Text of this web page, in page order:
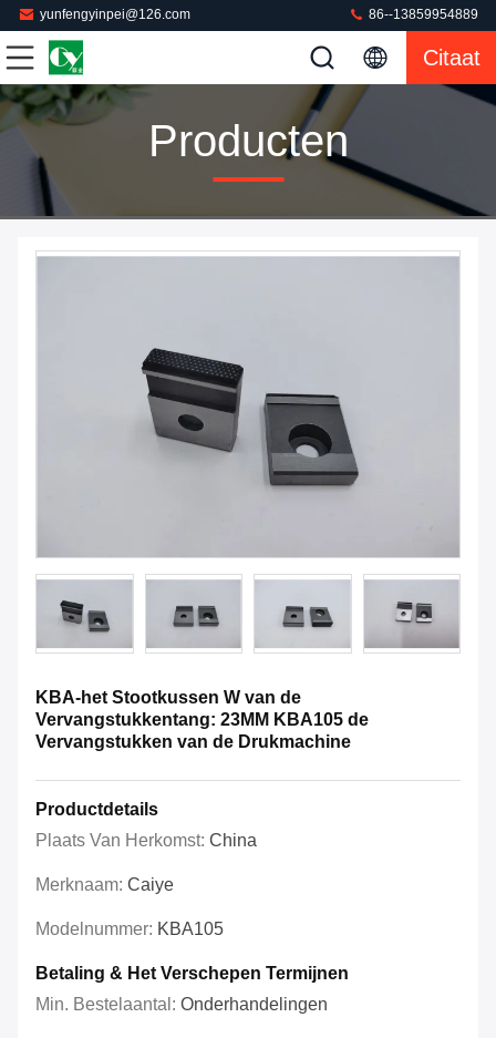
yunfengyinpei@126.com 86--13859954889
Citaat
Producten
KBA-het Stootkussen W van de
Vervangstukkentang: 23MM KBA105 de
Vervangstukken van de Drukmachine
Productdetails
Plaats Van Herkomst: China
Merknaam: Caiye
Modelnummer: KBA105
Betaling & Het Verschepen Termijnen
Min. Bestelaantal: Onderhandelingen